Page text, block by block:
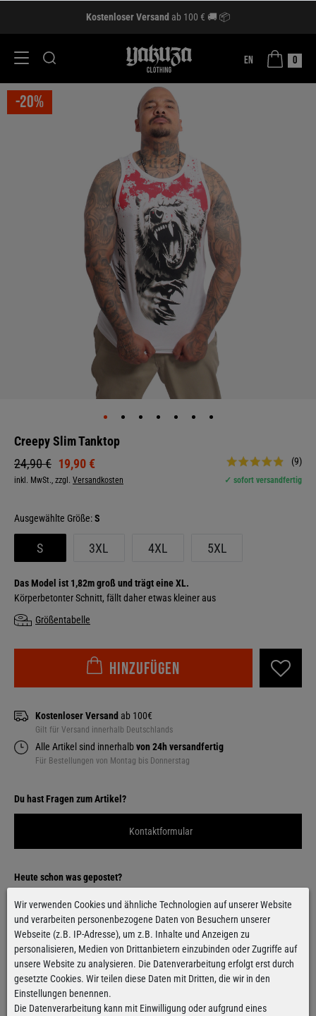
Kostenloser Versand ab 100 € 🚚 📦
EN 0
-20%
Creepy Slim Tanktop
24,90 € 19,90 €
inkl. MwSt., zzgl. Versandkosten
(9)
✓ sofort versandfertig
Größe:S
S 3XL 4XL 5XL
Das Model ist 1,82m groß und trägt eine XL.
Körperbetonter Schnitt, fällt daher etwas kleiner aus
Größentabelle
Hinzufügen
Kostenloser Versand ab 100€
Gilt für Versand innerhalb Deutschlands
Alle Artikel sind innerhalbvon 24h versandfertig
Für Bestellungen von Montag bis Donnerstag
Kontaktformular
Facebook Instagram
Weitere Farben:
Wir verwenden Cookies und ähnliche Technologien auf unserer Website
und verarbeiten personenbezogene Daten von Besuchern unserer
Webseite (z.B. IP-Adresse), um z.B. Inhalte und Anzeigen zu
personalisieren, Medien von Drittanbietern einzubinden oder Zugriffe auf
unsere Website zu analysieren. Die Datenverarbeitung erfolgt erst durch
gesetzte Cookies. Wir teilen diese Daten mit Dritten, die wir in den
Einstellungen benennen.
Die Datenverarbeitung kann mit Einwilligung oder aufgrund eines